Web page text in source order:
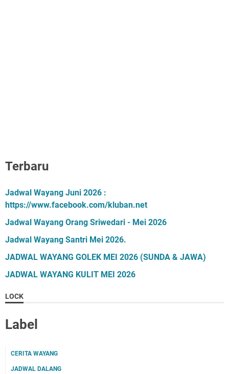
Terbaru
Jadwal Wayang Juni 2026 :
https://www.facebook.com/kluban.net
Jadwal Wayang Orang Sriwedari - Mei 2026
Jadwal Wayang Santri Mei 2026.
JADWAL WAYANG GOLEK MEI 2026 (SUNDA & JAWA)
JADWAL WAYANG KULIT MEI 2026
LOCK
Label
CERITA WAYANG
JADWAL DALANG